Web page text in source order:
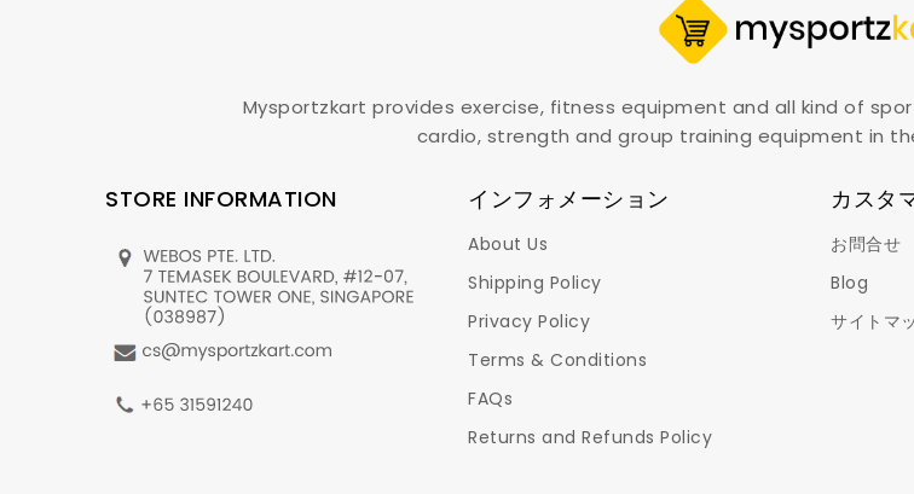
Mysportzkart provides exercise, fitness equipment and all kind of
cardio, strength and group training equipment in
STORE INFORMATION インフォメーション
About Us
Shipping Policy
Privacy Policy
Terms & Conditions
FAQs
Returns and Refunds Policy
カスタ
お問合せ
Blog
サイトマ